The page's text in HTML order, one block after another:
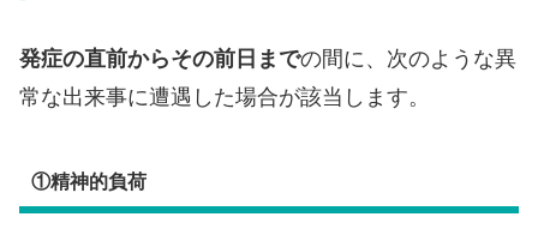
発症の直前からその前日までの間に、次のような異
常な出来事に遭遇した場合が該当します。
①精神的負荷